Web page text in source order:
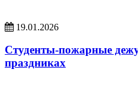
19.01.2026
Студенты-пожарные
праздниках